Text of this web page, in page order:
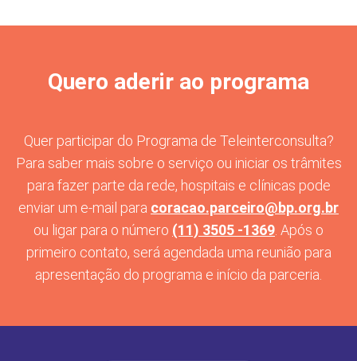
Quero aderir ao programa
Quer participar do Programa de Teleinterconsulta?
Para saber mais sobre o serviço ou iniciar os trâmites
para fazer parte da rede, hospitais e clínicas pode
enviar um e-mail para coracao.parceiro@bp.org.br
ou ligar para o número (11) 3505 -1369 . Após o
primeiro contato, será agendada uma reunião para
apresentação do programa e início da parceria.